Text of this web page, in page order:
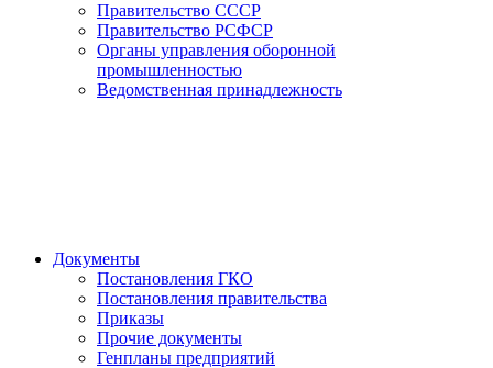
Правительство СССР
Правительство РСФСР
Органы управления оборонной
промышленностью
Ведомственная принадлежность
Документы
Постановления ГКО
Постановления правительства
Приказы
Прочие документы
Генпланы предприятий